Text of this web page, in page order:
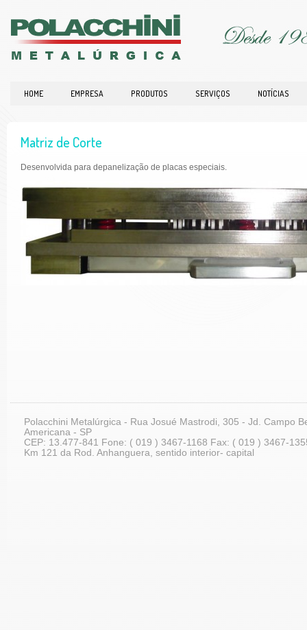
HOME EMPRESA PRODUTOS SERVIÇOS NOTÍCIAS
Matriz de Corte
Desenvolvida para depanelização de placas especiais.
Polacchini Metalúrgica - Rua Josué Mastrodi, 305 - Jd. Campo
Americana - SP
CEP: 13.477-841 Fone: ( 019 ) 3467-1168 Fax: ( 019 ) 3467-
Km 121 da Rod. Anhanguera, sentido interior- capital